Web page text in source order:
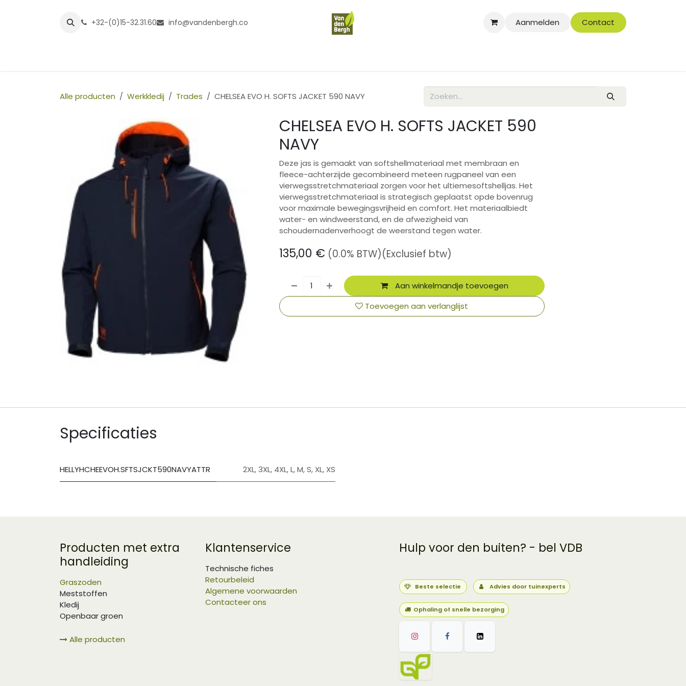
+32-(0)15-32.31.60 info@vandenbergh.co Aanmelden Contact
Alle producten Werkkledij Trades CHELSEA EVO H. SOFTS JACKET 590 NAVY
CHELSEA EVO H. SOFTS JACKET 590
NAVY
Deze jas is gemaakt van softshellmateriaal met membraan en
fleece-achterzijde gecombineerd meteen rugpaneel van een
vierwegsstretchmateriaal zorgen voor het ultiemesoftshelljas. Het
vierwegsstretchmateriaal is strategisch geplaatst opde bovenrug
voor maximale bewegingsvrijheid en comfort. Het materiaalbiedt
water- en windweerstand, en de afwezigheid van
schoudernadenverhoogt de weerstand tegen water.
135,00 € (0.0% BTW)(Exclusief btw)
Aan winkelmandje toevoegen
Toevoegen aan verlanglijst
Specificaties
HELLYHCHEEVOH.SFTSJCKT590NAVYATTR 2XL,3XL, 4XL,L,M,S, XL, XS
Producten met extra
handleiding
Graszoden
Meststoffen
Kledij
Openbaar groen
Alle producten
Klantenservice
Technische fiches
Retourbeleid
Algemene voorwaarden
Contacteer ons
Hulp voor den buiten? - bel VDB
Beste selectie Advies door tuinexperts
Ophaling of snelle bezorging